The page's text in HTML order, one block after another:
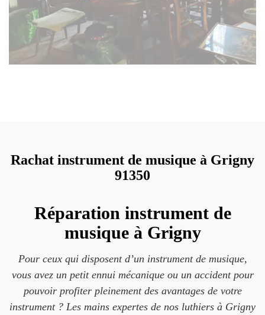
Rachat instrument de musique à Grigny
91350
Réparation instrument de
musique à Grigny
Pour ceux qui disposent d’un instrument de musique,
vous avez un petit ennui mécanique ou un accident pour
pouvoir profiter pleinement des avantages de votre
instrument ? Les mains expertes de nos luthiers à Grigny